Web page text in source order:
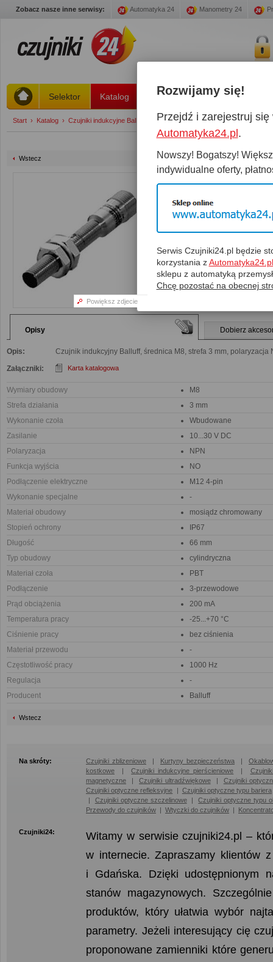
Zobacz nasze inne serwisy: Automatyka 24 Manometry 24
Selektor Katalog Stany magazynowe
Start › Katalog › Czujniki indukcyjne Balluff strefa 2 ... 4 mm BES M08MH1-
Wstecz
Powiększ zdjecie
BES M08MH1-
Czujnik:
BES M08MH1-
Kabel:
Suma:
Magazyn:
0 Szt.
Opisy Dobierz
Opis:
Czujnik indukcyjny Balluff, średnica M8, strefa 3 mm,
Załączniki:
Karta katalogowa
Wymiary obudowy
M8
Strefa działania
3 mm
Wykonanie czoła
Wbudowane
Zasilanie
10...30 V DC
Polaryzacja
NPN
Funkcja wyjścia
NO
Podłączenie elektryczne
M12 4-pin
Wykonanie specjalne
-
Materiał obudowy
mosiądz chromowany
Stopień ochrony
IP67
Długość
66 mm
Typ obudowy
cylindryczna
Materiał czoła
PBT
Podłączenie
3-przewodowe
Prąd obciążenia
200 mA
Temperatura pracy
-25...+70 °C
Ciśnienie pracy
bez ciśnienia
Materiał przewodu
-
Częstotliwość pracy
1000 Hz
Regulacja
-
Producent
Balluff
Wstecz
Na skróty: Czujniki zblizeniowe | Kurtyny bezpieczeństwa |
kostkowe |Czujniki indukcyjne pierścieniowe |
magnetyczne |Czujniki ultradźwiękowe| Czujniki
Czujniki optyczne refleksyjne | Czujniki optyczne typu bariera
| Czujniki optyczne szczelinowe|Czujniki optyczne typu
Przewody do czujników | Wtyczki do czujników |
Czujniki24:
Witamy w serwisie czujniki24.pl –
w internecie. Zapraszamy klientów
i Gdańska. Dzięki udostępnionym
stanów magazynowych.
produktów, który ułatwia wybór
parametry. Jeżeli interesujący cię
proponowane zamienniki które
Rozwijamy się!
Przejdź i zarejestruj się
Automatyka24.pl .
Nowszy! Bogatszy!
indywidualne oferty,
Serwis Czujniki24.pl będzie
korzystania zAutomatyka24.pl
sklepu z automatyką
Chcę pozostać na obecnej